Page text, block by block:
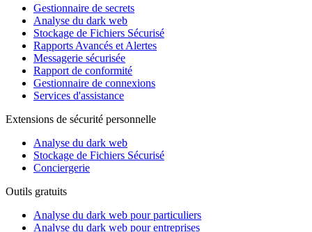
Gestionnaire de secrets
Analyse du dark web
Stockage de Fichiers Sécurisé
Rapports Avancés et Alertes
Messagerie sécurisée
Rapport de conformité
Gestionnaire de connexions
Services d'assistance
Extensions de sécurité personnelle
Analyse du dark web
Stockage de Fichiers Sécurisé
Conciergerie
Outils gratuits
Analyse du dark web pour particuliers
Analyse du dark web pour entreprises